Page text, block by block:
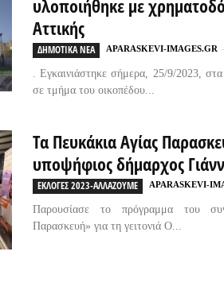
υλοποιήθηκε με
Αττικής
ΔΗΜΟΤΙΚΑ ΝΕΑ APARASKEVI-IMAGES.GR -
. Εγκαινιάστηκε σήμερα, 25/9/2023,
σε τμήμα του οικοπέδου...
Τα Πευκάκια Αγίας
υποψήφιος δήμαρχος
ΕΚΛΟΓΕΣ 2023-ΑΛΛΑΖΟΥΜΕ APARASKEVI-
Παρουσίασε το πρόγραμμα του
Παρασκευή» για τη γειτονιά Ο...